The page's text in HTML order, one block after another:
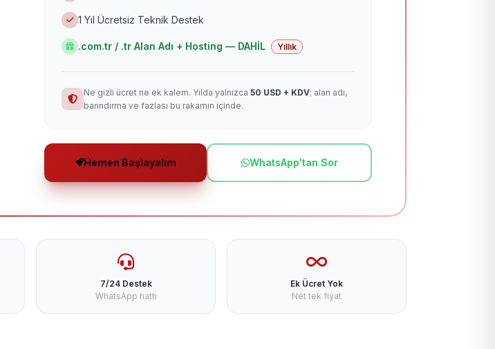
1 Yıl Ücretsiz Teknik Destek
.com.tr / .tr Alan Adı + Hosting — DAHİL Yıllık
Ne gizli ücret ne ek kalem. Yılda yalnızca 50 USD + KDV; alan adı,
barındırma ve fazlası bu rakamın içinde.
Hemen Başlayalım WhatsApp'tan Sor
7/24 Destek
WhatsApp hattı
Ek Ücret Yok
Net tek fiyat